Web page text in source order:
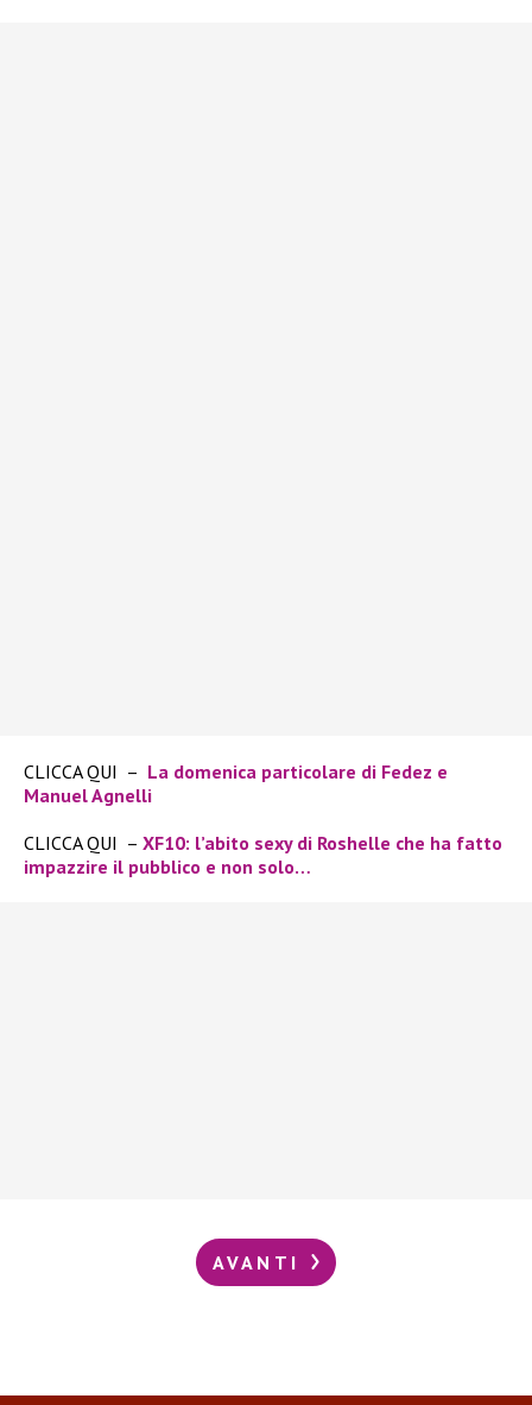
CLICCA QUI – La domenica particolare di Fedez e
Manuel Agnelli
CLICCA QUI – XF10: l’abito sexy di Roshelle che ha fatto
impazzire il pubblico e non solo…
AVANTI